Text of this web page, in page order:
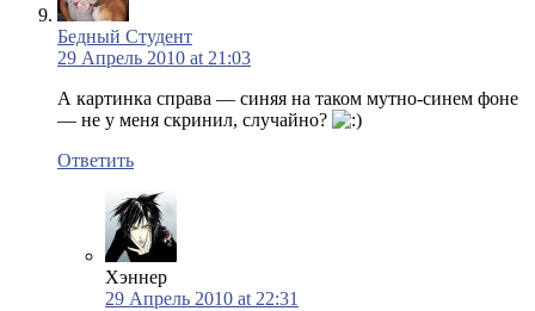
Бедный Студент
29 Апрель 2010 at 21:03
А картинка справа — синяя на таком мутно-синем фоне
— не у меня скринил, случайно?
Ответить
Хэннер
29 Апрель 2010 at 22:31